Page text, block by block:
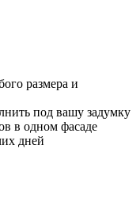
размера и
под вашу задумку
в одном фасаде
дней